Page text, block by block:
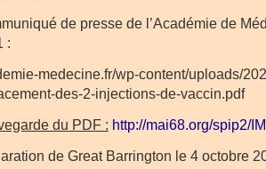
de presse de l’Académie de
:
medecine.fr/wp-content/uploads/
des-2-injections-de-vaccin.pdf
du PDF : http://mai68.org/spip2/
de Great Barrington le 4 octobre